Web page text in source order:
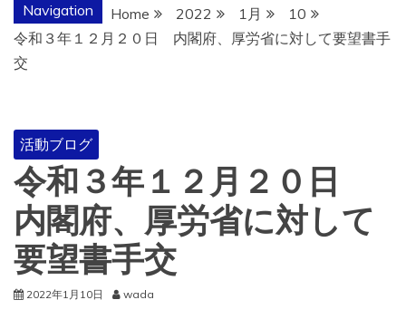
Navigation Home 2022 1月
10
令和３年１２月２０日 内閣府、厚労省に対して要望書手
交
活動ブログ
令和３年１２月２０日
内閣府、厚労省に対して
要望書手交
2022年1月10日 wada